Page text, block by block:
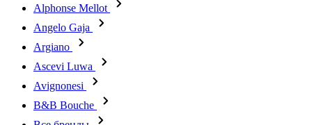
Alphonse Mellot
Angelo Gaja
Argiano
Ascevi Luwa
Avignonesi
B&B Bouche